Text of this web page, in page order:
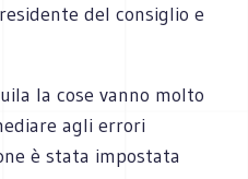
del consiglio e
la cose vanno molto
agli errori
è stata impostata